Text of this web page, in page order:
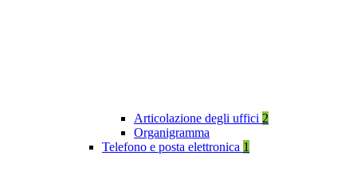
Articolazione degli uffici 2
Organigramma
Telefono e posta elettronica 1